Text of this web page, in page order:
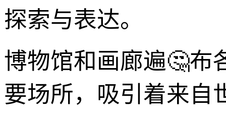
探索与表达。
博物馆和画廊遍🤔布
要场所，吸引着来自